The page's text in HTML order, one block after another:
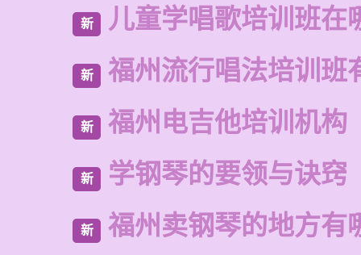
新 儿童学唱歌培训班在
新 福州流行唱法培训班
新 福州电吉他培训机构
新 学钢琴的要领与诀窍
新 福州卖钢琴的地方有